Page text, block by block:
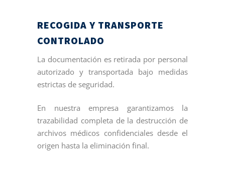
RECOGIDA Y TRANSPORTE
CONTROLADO
La documentación es retirada por personal
autorizado y transportada bajo medidas
estrictas de seguridad.
En nuestra empresa garantizamos la
trazabilidad completa de la destrucción de
archivos médicos confidenciales desde el
origen hasta la eliminación final.